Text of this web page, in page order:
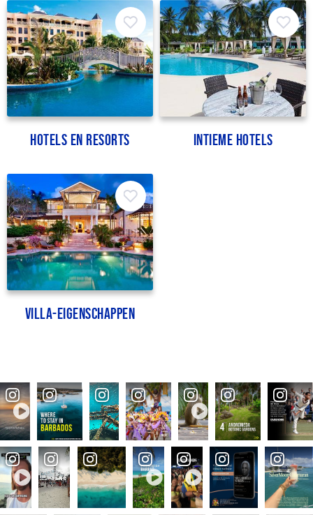
Hotels en resorts Intieme hotels
Villa-eigenschappen